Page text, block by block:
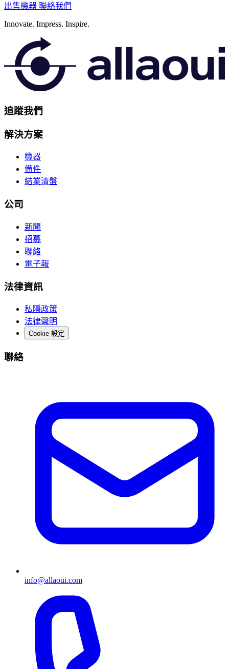
出售機器 聯絡我們
Innovate. Impress. Inspire.
追蹤我們
解決方案
機器
備件
結業清盤
公司
新聞
招募
聯絡
電子報
法律資訊
私隱政策
法律聲明
Cookie 設定
聯絡
info@allaoui.com